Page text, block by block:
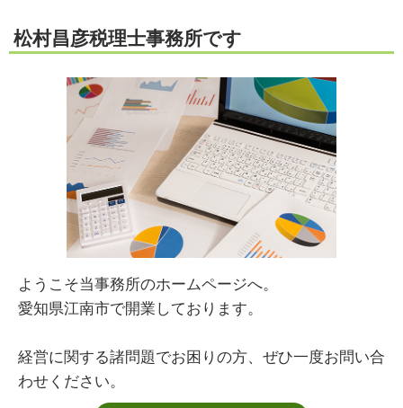
松村昌彦税理士事務所です
ようこそ当事務所のホームページへ。
愛知県江南市で開業しております。
経営に関する諸問題でお困りの方、ぜひ一度お問い合
わせください。